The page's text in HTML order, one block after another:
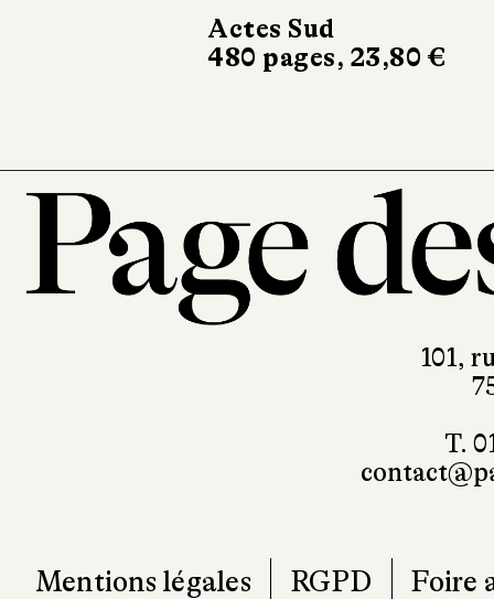
Actes Sud
480 pages, 23,80 €
101,
T.
Mentions légales RGPD Foire